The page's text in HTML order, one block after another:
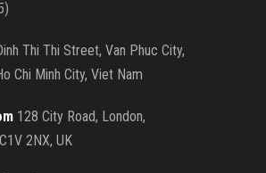
Thi Thi Street, Van Phuc City,
Chi Minh City, Viet Nam
128 City Road, London,
2NX, UK